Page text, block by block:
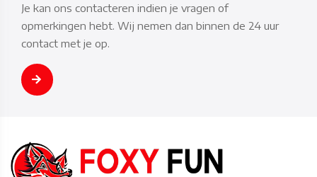
Je kan ons contacteren indien je vragen of
opmerkingen hebt. Wij nemen dan binnen de 24 uur
contact met je op.